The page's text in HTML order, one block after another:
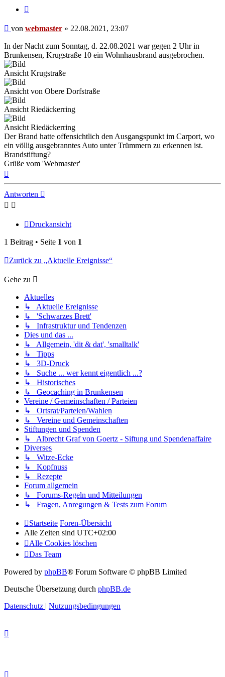
Beitrag
von webmaster » 22.08.2021, 23:07
In der Nacht zum Sonntag, d. 22.08.2021 war gegen 2 Uhr in
Brunkensen, Krugstraße 10 ein Wohnhausbrand ausgebrochen.
Ansicht Krugstraße
Ansicht von Obere Dorfstraße
Ansicht Riedäckerring
Ansicht Riedäckerring
Der Brand hatte offensichtlich den Ausgangspunkt im Carport, wo
ein völlig ausgebranntes Auto unter Trümmern zu erkennen ist.
Brandstiftung?
Grüße vom 'Webmaster'
Antworten
Druckansicht
1 Beitrag • Seite 1 von 1
Zurück zu „Aktuelle Ereignisse“
Gehe zu
Aktuelles
↳ Aktuelle Ereignisse
↳ 'Schwarzes Brett'
↳ Infrastruktur und Tendenzen
Dies und das ...
↳ Allgemein, 'dit & dat', 'smalltalk'
↳ Tipps
↳ 3D-Druck
↳ Suche ... wer kennt eigentlich ...?
↳ Historisches
↳ Geocaching in Brunkensen
Vereine / Gemeinschaften / Parteien
↳ Ortsrat/Parteien/Wahlen
↳ Vereine und Gemeinschaften
Stiftungen und Spenden
↳ Albrecht Graf von Goertz - Siftung und Spendenaffaire
Diverses
↳ Witze-Ecke
↳ Kopfnuss
↳ Rezepte
Forum allgemein
↳ Forums-Regeln und Mitteilungen
↳ Fragen, Anregungen & Tests zum Forum
Startseite Foren-Übersicht
Alle Zeiten sind UTC+02:00
Alle Cookies löschen
Das Team
Powered by phpBB® Forum Software © phpBB Limited
Deutsche Übersetzung durch phpBB.de
Datenschutz | Nutzungsbedingungen